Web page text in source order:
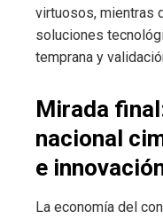
virtuosos, mientras
soluciones
temprana y
Mirada
nacional
e
La economía del